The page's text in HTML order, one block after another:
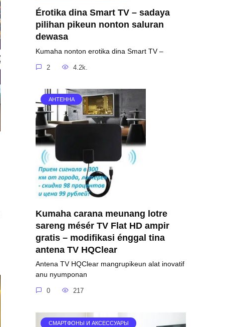
Érotika dina Smart TV – sadaya
pilihan pikeun nonton saluran
dewasa
Kumaha nonton erotika dina Smart TV –
2 4.2k.
АНТЕННА
Kumaha carana meunang lotre
sareng mésér TV Flat HD ampir
gratis – modifikasi énggal tina
antena TV HQClear
Antena TV HQClear mangrupikeun alat inovatif
anu nyumponan
0 217
СМАРТФОНЫ И АКСЕССУАРЫ